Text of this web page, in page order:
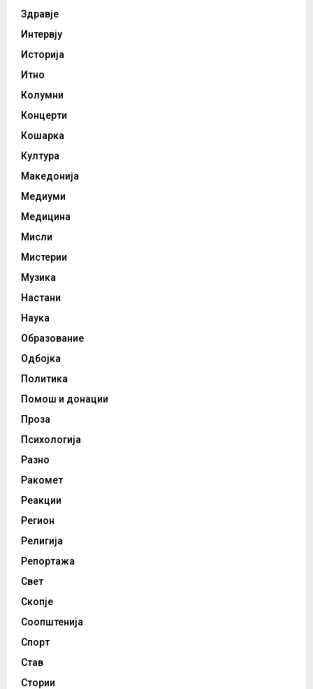
Здравје
Интервју
Историја
Итно
Колумни
Концерти
Кошарка
Култура
Македонија
Медиуми
Медицина
Мисли
Мистерии
Музика
Настани
Наука
Образование
Одбојка
Политика
Помош и донации
Проза
Психологија
Разно
Ракомет
Реакции
Регион
Религија
Репортажа
Свет
Скопје
Соопштенија
Спорт
Став
Стории